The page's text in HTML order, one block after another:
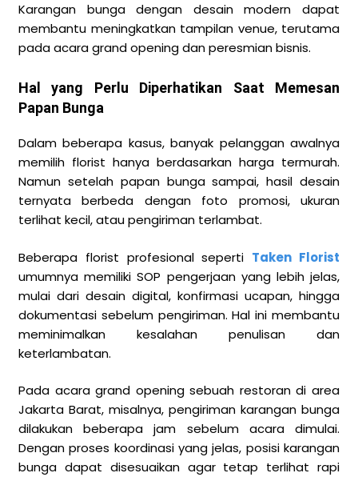
Karangan bunga dengan desain modern dapat
membantu meningkatkan tampilan venue, terutama
pada acara grand opening dan peresmian bisnis.
Hal yang Perlu Diperhatikan Saat Memesan
Papan Bunga
Dalam beberapa kasus, banyak pelanggan awalnya
memilih florist hanya berdasarkan harga termurah.
Namun setelah papan bunga sampai, hasil desain
ternyata berbeda dengan foto promosi, ukuran
terlihat kecil, atau pengiriman terlambat.
Beberapa florist profesional seperti Taken Florist
umumnya memiliki SOP pengerjaan yang lebih jelas,
mulai dari desain digital, konfirmasi ucapan, hingga
dokumentasi sebelum pengiriman. Hal ini membantu
meminimalkan kesalahan penulisan dan
keterlambatan.
Pada acara grand opening sebuah restoran di area
Jakarta Barat, misalnya, pengiriman karangan bunga
dilakukan beberapa jam sebelum acara dimulai.
Dengan proses koordinasi yang jelas, posisi karangan
bunga dapat disesuaikan agar tetap terlihat rapi